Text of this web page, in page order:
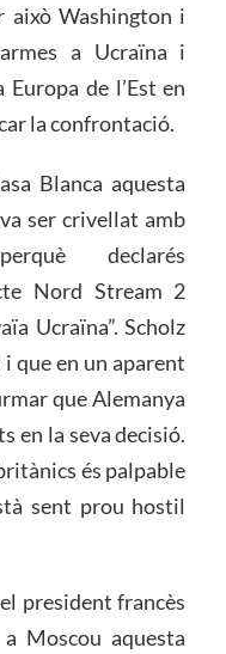
això Washington i
a Ucraïna i
de l’Est en
la confrontació.
Blanca aquesta
ser crivellat amb
declarés
Nord Stream 2
Ucraïna”. Scholz
que en un aparent
que Alemanya
en la seva decisió.
és palpable
sent prou hostil
president francès
Moscou aquesta